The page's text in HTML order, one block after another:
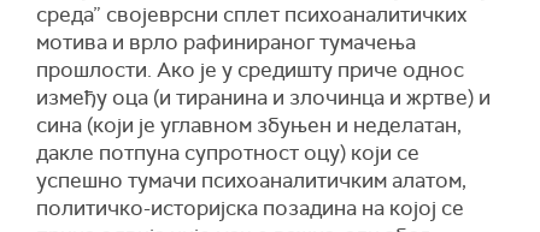
среда” својеврсни сплет психоаналитичких
мотива и врло рафинираног тумачења
прошлости. Ако је у средишту приче однос
између оца (и тиранина и злочинца и жртве) и
сина (који је углавном збуњен и недeлатан,
дакле потпуна супротност оцу) који се
успешно тумачи психоаналитичким алатом,
политичко-историјска позадина на којој се